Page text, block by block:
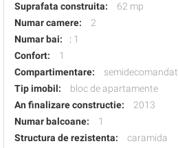
Suprafata construita:
62 mp
Numar camere:
2
Numar bai:
: 1
Confort:
1
Compartimentare:
semidecomandat
Tip imobil:
bloc de apartamente
An finalizare constructie:
2013
Numar balcoane:
1
Structura de rezistenta:
caramida